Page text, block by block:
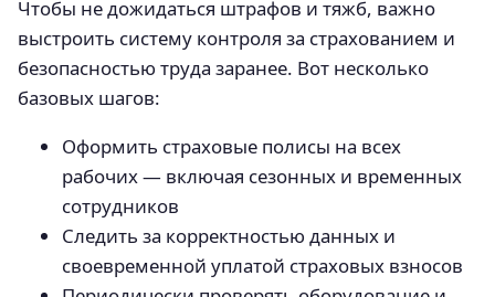
Чтобы не дожидаться штрафов и тяжб, важно
выстроить систему контроля за страхованием и
безопасностью труда заранее. Вот несколько
базовых шагов:
Оформить страховые полисы на всех
рабочих — включая сезонных и временных
сотрудников
Следить за корректностью данных и
своевременной уплатой страховых взносов